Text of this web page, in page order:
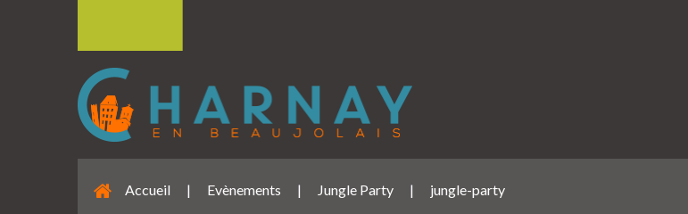
Accueil | Evènements | Jungle Party | jungle-party